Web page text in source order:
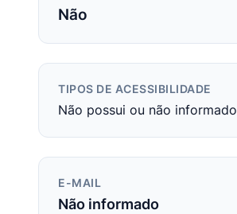
Não
TIPOS DE ACESSIBILIDADE
Não possui ou não informado
E-MAIL
Não informado